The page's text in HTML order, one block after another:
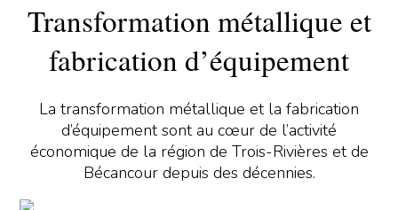
Transformation métallique et
fabrication d’équipement
La transformation métallique et la fabrication
d’équipement sont au cœur de l’activité
économique de la région de Trois-Rivières et de
Bécancour depuis des décennies.